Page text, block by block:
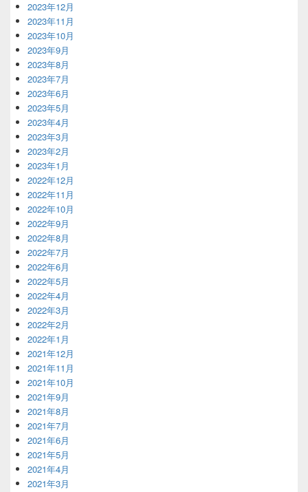
2023年12月
2023年11月
2023年10月
2023年9月
2023年8月
2023年7月
2023年6月
2023年5月
2023年4月
2023年3月
2023年2月
2023年1月
2022年12月
2022年11月
2022年10月
2022年9月
2022年8月
2022年7月
2022年6月
2022年5月
2022年4月
2022年3月
2022年2月
2022年1月
2021年12月
2021年11月
2021年10月
2021年9月
2021年8月
2021年7月
2021年6月
2021年5月
2021年4月
2021年3月